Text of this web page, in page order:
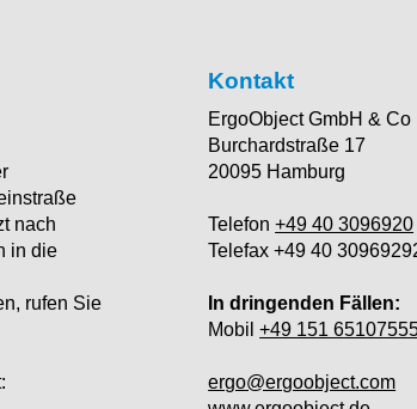
nach
in die
rufen Sie
Kontakt
ErgoObject GmbH & Co
Burchardstraße 17
20095 Hamburg
Telefon+49 40 3096920
Telefax +49 40
In dringenden Fällen:
Mobil+49 151
ergo@ergoobject.com